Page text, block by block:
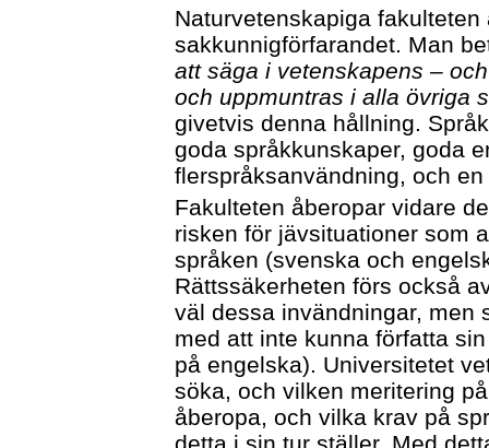
Naturvetenskapiga
sakkunnigförfarandet. Man
att säga i vetenskapens –
och uppmuntras i alla övriga
givetvis denna hållning.
goda språkkunskaper, goda
flerspråksanvändning, och
Fakulteten åberopar vidare
risken för jävsituationer som
språken (svenska och
Rättssäkerheten förs också
väl dessa invändningar, men
med att inte kunna författa
på engelska). Universitetet
söka, och vilken meritering
åberopa, och vilka krav på